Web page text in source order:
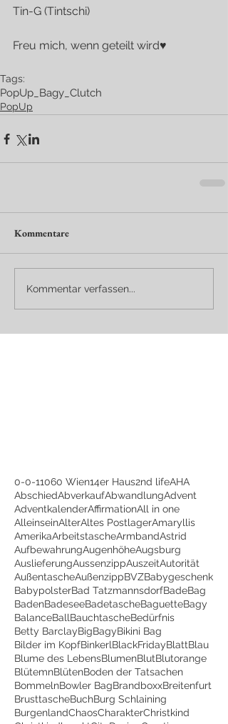
Tin-G (Tintschi)
Freu mich, wenn geteilt wird♥
Tags:
PopUp _Bagy _Clutch
PopUp
Kommentare
Kommentar verfassen...
0-0-11060 Wien14er Haus2nd lifeAHA
AbschiedAbverkaufAbwandlungAdvent
AdventkalenderAffirmationAll in one
AlleinseinAlterAltes PostlagerAmaryllis
AmerikaArbeitstascheArmbandAstrid
AufbewahrungAugenhöheAugsburg
AuslieferungAussenzippAuszeitAutorität
AußentascheAußenzippBVZBabygeschenk
BabypolsterBad TatzmannsdorfBadeBag
BadenBadeseeBadetascheBaguetteBagy
BalanceBallBauchtascheBedürfnis
Betty BarclayBigBagyBikini Bag
Bilder im KopfBinkerlBlackFridayBlattBlau
Blume des LebensBlumenBlutBlutorange
BlütemnBlütenBoden der Tatsachen
BommelnBowler BagBrandboxxBreitenfurt
BrusttascheBuchBurg Schlaining
BurgenlandChaosCharakterChristkind